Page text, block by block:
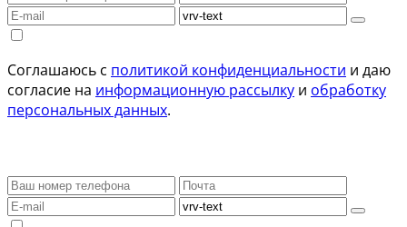
Соглашаюсь с политикой конфиденциальности и даю
согласие на информационную рассылку и обработку
персональных данных.